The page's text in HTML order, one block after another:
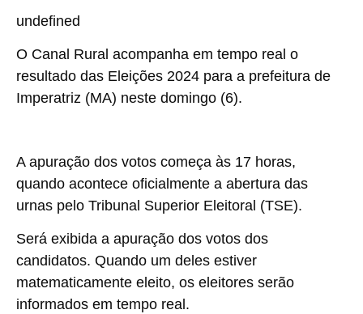
undefined
O Canal Rural acompanha em tempo real o
resultado das Eleições 2024 para a prefeitura de
Imperatriz (MA) neste domingo (6).
A apuração dos votos começa às 17 horas,
quando acontece oficialmente a abertura das
urnas pelo Tribunal Superior Eleitoral (TSE).
Será exibida a apuração dos votos dos
candidatos. Quando um deles estiver
matematicamente eleito, os eleitores serão
informados em tempo real .